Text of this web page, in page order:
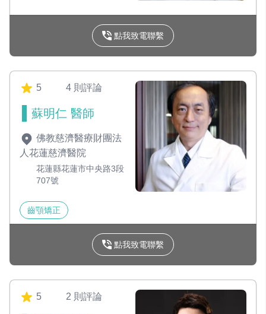
點我致電聯繫
5 4 則評論
蘇明仁 醫師
佛教慈濟醫療財團法
人花蓮慈濟醫院
花蓮縣花蓮市中央路3段
707號
齒顎矯正
點我致電聯繫
5 2 則評論